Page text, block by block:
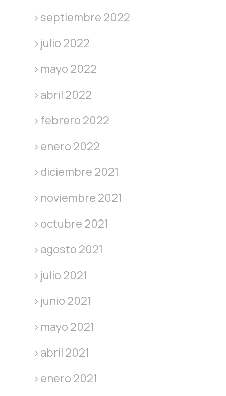
septiembre 2022
julio 2022
mayo 2022
abril 2022
febrero 2022
enero 2022
diciembre 2021
noviembre 2021
octubre 2021
agosto 2021
julio 2021
junio 2021
mayo 2021
abril 2021
enero 2021